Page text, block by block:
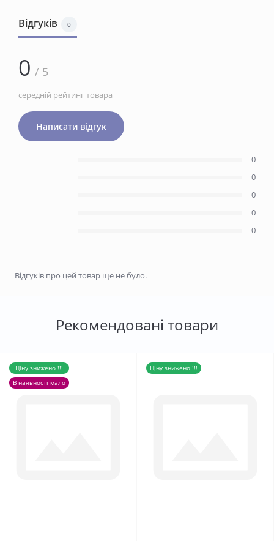
Відгуків 0
0 / 5
середній рейтинг товара
Написати відгук
0
0
0
0
0
Відгуків про цей товар ще не було.
Рекомендовані товари
Ціну знижено !!!
В наявності мало
Ціну знижено !!!